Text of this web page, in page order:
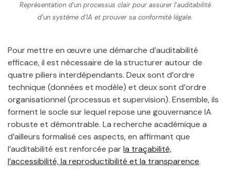
Représentation d’un processus clair pour assurer l’auditabilité
d’un système d’IA et prouver sa conformité légale.
Pour mettre en œuvre une démarche d’auditabilité
efficace, il est nécessaire de la structurer autour de
quatre piliers interdépendants. Deux sont d’ordre
technique (données et modèle) et deux sont d’ordre
organisationnel (processus et supervision). Ensemble, ils
forment le socle sur lequel repose une gouvernance IA
robuste et démontrable. La recherche académique a
d’ailleurs formalisé ces aspects, en affirmant que
l’auditabilité est renforcée parla traçabilité,
l’accessibilité, la reproductibilité et la transparence.